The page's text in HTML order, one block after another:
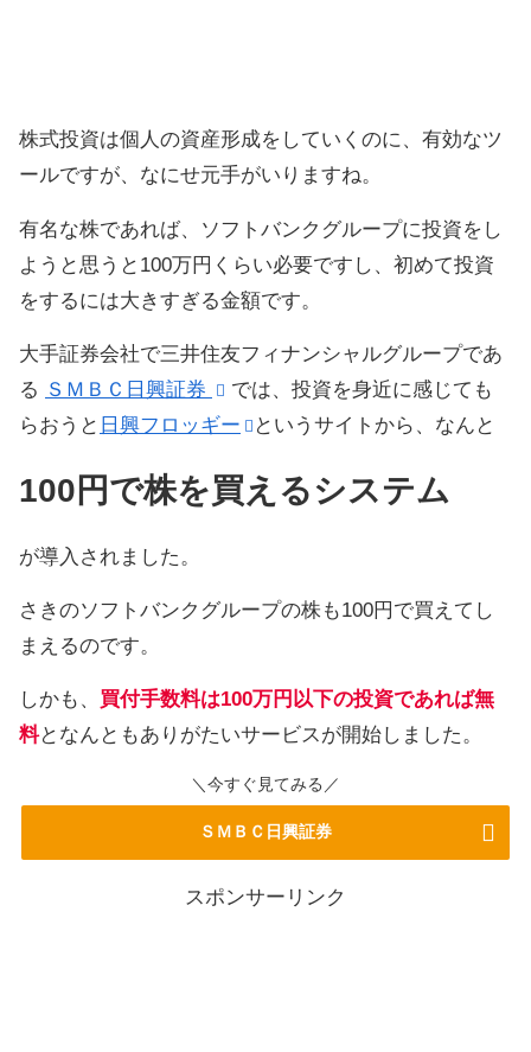
株式投資は個人の資産形成をしていくのに、有効なツ
ールですが、なにせ元手がいりますね。
有名な株であれば、ソフトバンクグループに投資をし
ようと思うと100万円くらい必要ですし、初めて投資
をするには大きすぎる金額です。
大手証券会社で三井住友フィナンシャルグループであ
る ＳＭＢＣ日興証券
では、投資を身近に感じても
らおうと 日興フロッギー というサイトから、なんと
100円で株を買えるシステム
が導入されました。
さきのソフトバンクグループの株も100円で買えてし
まえるのです。
しかも、 買付手数料は100万円以下の投資であれば無
料となんともありがたいサービスが開始しました。
＼今すぐ見てみる／
ＳＭＢＣ日興証券
スポンサーリンク